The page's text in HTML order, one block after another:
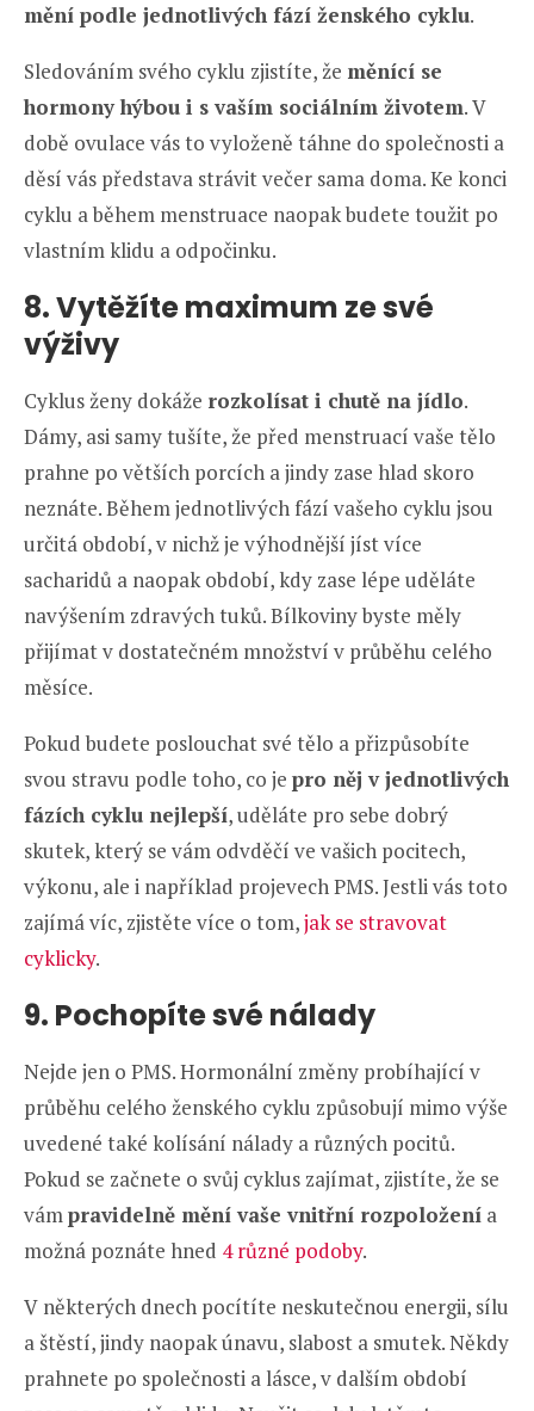
mění podle jednotlivých fází ženského cyklu.
Sledováním svého cyklu zjistíte, že měnící se
hormony hýbou i s vaším sociálním životem. V
době ovulace vás to vyloženě táhne do společnosti a
děsí vás představa strávit večer sama doma. Ke konci
cyklu a během menstruace naopak budete toužit po
vlastním klidu a odpočinku.
8. Vytěžíte maximum ze své
výživy
Cyklus ženy dokáže rozkolísat i chutě na jídlo.
Dámy, asi samy tušíte, že před menstruací vaše tělo
prahne po větších porcích a jindy zase hlad skoro
neznáte. Během jednotlivých fází vašeho cyklu jsou
určitá období, v nichž je výhodnější jíst více
sacharidů a naopak období, kdy zase lépe uděláte
navýšením zdravých tuků. Bílkoviny byste měly
přijímat v dostatečném množství v průběhu celého
měsíce.
Pokud budete poslouchat své tělo a přizpůsobíte
svou stravu podle toho, co je pro něj v jednotlivých
fázích cyklu nejlepší, uděláte pro sebe dobrý
skutek, který se vám odvděčí ve vašich pocitech,
výkonu, ale i například projevech PMS. Jestli vás toto
zajímá víc, zjistěte více o tom,jak se stravovat
cyklicky.
9. Pochopíte své nálady
Nejde jen o PMS. Hormonální změny probíhající v
průběhu celého ženského cyklu způsobují mimo výše
uvedené také kolísání nálady a různých pocitů.
Pokud se začnete o svůj cyklus zajímat, zjistíte, že se
vámpravidelně mění vaše vnitřní rozpoložení a
možná poznáte hned 4 různé podoby.
V některých dnech pocítíte neskutečnou energii, sílu
a štěstí, jindy naopak únavu, slabost a smutek. Někdy
prahnete po společnosti a lásce, v dalším období